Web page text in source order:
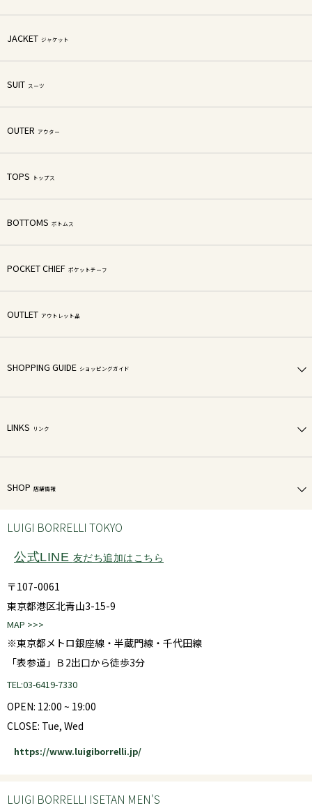
JACKET ジャケット
SUIT スーツ
OUTER アウター
TOPS トップス
BOTTOMS ボトムス
POCKET CHIEF ポケットチーフ
OUTLET アウトレット品
SHOPPING GUIDE ショッピングガイド
LINKS リンク
SHOP 店舗情報
LUIGI BORRELLI TOKYO
公式LINE 友だち追加はこちら
〒107-0061
東京都港区北青山3-15-9
MAP >>>
※東京都メトロ銀座線・半蔵門線・千代田線
「表参道」Ｂ2出口から徒歩3分
TEL:03-6419-7330
OPEN: 12:00 ~ 19:00
CLOSE: Tue, Wed
https://www.luigiborrelli.jp/
LUIGI BORRELLI ISETAN MEN'S